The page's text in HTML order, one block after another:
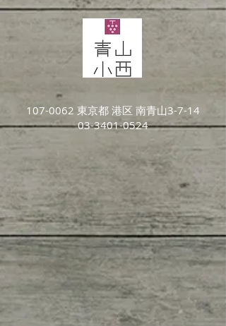
107-0062 東京都 港区 南青山3-7-14
03-3401-0524